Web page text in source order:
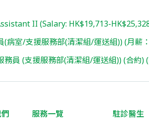
II (Salary: HK$19,713-
(病室/支援服務部(清潔組/運送組)) (月
務員 (支援服務部(清潔組/運送組)) (合約)
服務一覽 駐診醫生